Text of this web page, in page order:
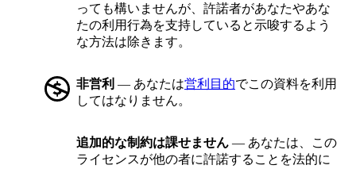
っても構いませんが、許諾者があなたやあな
たの利用行為を支持していると示唆するよう
な方法は除きます。
非営利 — あなたは営利目的でこの資料を利用
してはなりません。
追加的な制約は課せません — あなたは、この
ライセンスが他の者に許諾することを法的に